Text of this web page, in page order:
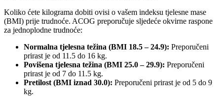
Koliko ćete kilograma dobiti ovisi o vašem indeksu tjelesne mase
(BMI) prije trudnoće. ACOG preporučuje sljedeće okvirne raspone
za jednoplodne trudnoće:
Normalna tjelesna težina (BMI 18.5 – 24.9): Preporučeni
prirast je od 11.5 do 16 kg.
Povišena tjelesna težina (BMI 25.0 – 29.9): Preporučeni
prirast je od 7 do 11.5 kg.
Pretilost (BMI iznad 30.0): Preporučeni prirast je od 5 do 9
kg.